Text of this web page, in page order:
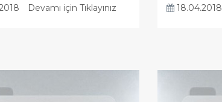
Devamı için Tıklayınız 18.04.2018